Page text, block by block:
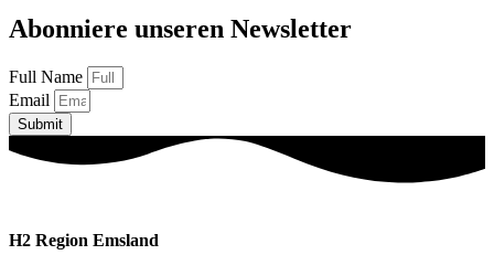
Abonniere unseren Newsletter
Full Name
Email
Submit
H2 Region Emsland